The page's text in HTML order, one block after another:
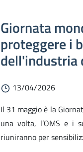
Giornata
proteggere i
dell'industria
13/04/2026
Il 31 maggio è la
una volta, l’OMS e i
riuniranno per